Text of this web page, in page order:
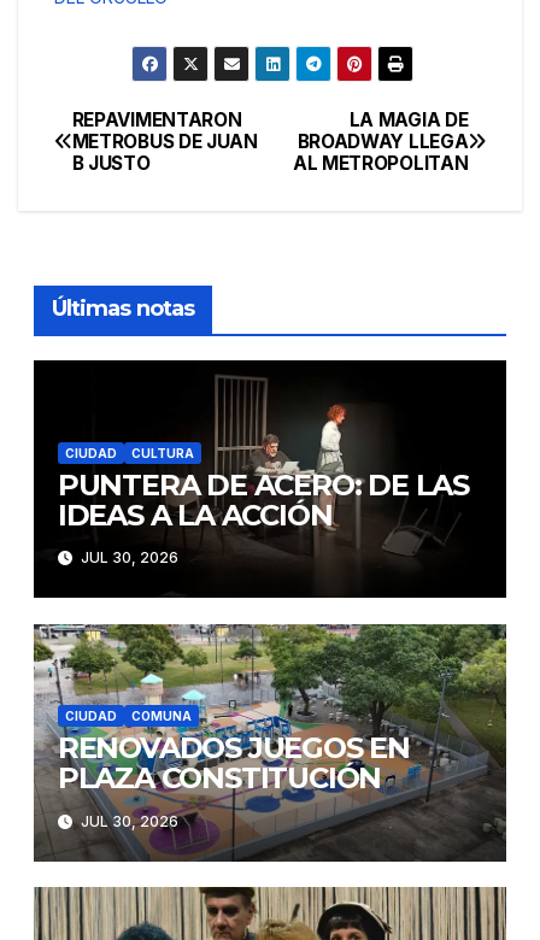
Navegación
de
LA MAGIA DE
BROADWAY LLEGA
AL METROPOLITAN
REPAVIMENTARON
METROBUS DE JUAN
B JUSTO
Últimas notas
CIUDAD CULTURA
PUNTERA DE ACERO: DE LAS
IDEAS A LA ACCIÓN
JUL 30, 2026
CIUDAD COMUNA
RENOVADOS JUEGOS EN
PLAZA CONSTITUCIÓN
JUL 30, 2026